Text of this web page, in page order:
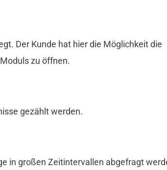
Der Kunde hat hier die Möglichkeit die
zu öffnen.
gezählt werden.
in großen Zeitintervallen abgefragt